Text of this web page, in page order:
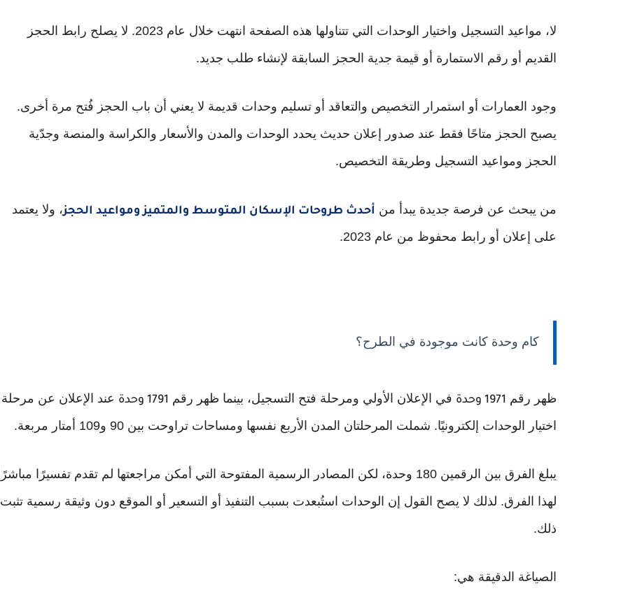
لا، مواعيد التسجيل واختيار الوحدات التي تتناولها هذه الصفحة انتهت خلال عام 2023. لا يصلح رابط الحجز
القديم أو رقم الاستمارة أو قيمة جدية الحجز السابقة لإنشاء طلب جديد.
وجود العمارات أو استمرار التخصيص والتعاقد أو تسليم وحدات قديمة لا يعني أن باب الحجز فُتح مرة أخرى.
يصبح الحجز متاحًا فقط عند صدور إعلان حديث يحدد الوحدات والمدن والأسعار والكراسة والمنصة وجدّية
الحجز ومواعيد التسجيل وطريقة التخصيص.
من يبحث عن فرصة جديدة يبدأ من أحدث طروحات الإسكان المتوسط والمتميز ومواعيد الحجز، ولا يعتمد
على إعلان أو رابط محفوظ من عام 2023.
كام وحدة كانت موجودة في الطرح؟
ظهر رقم 1971 وحدة في الإعلان الأولي ومرحلة فتح التسجيل، بينما ظهر رقم 1791 وحدة
عند الإعلان عن مرحلة
اختيار الوحدات إلكترونيًا. شملت المرحلتان المدن الأربع نفسها ومساحات تراوحت بين 90 و109 أمتار مربعة.
يبلغ الفرق بين الرقمين 180 وحدة، لكن المصادر الرسمية المفتوحة التي أمكن مراجعتها لم تقدم تفسيرًا مباشرًا
لهذا الفرق. لذلك لا يصح القول إن الوحدات استُبعدت بسبب التنفيذ أو التسعير أو الموقع دون وثيقة رسمية تثبت
ذلك.
الصياغة الدقيقة هي: